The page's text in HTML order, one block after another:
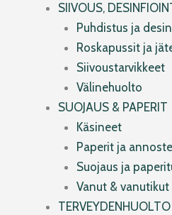
SIIVOUS,
Puhdistus ja
Roskapussit ja
Siivoustarvikkeet
Välinehuolto
SUOJAUS & PAPERIT
Käsineet
Paperit ja
Suojaus ja
Vanut & vanutikut
TERVEYDENHUOLTO